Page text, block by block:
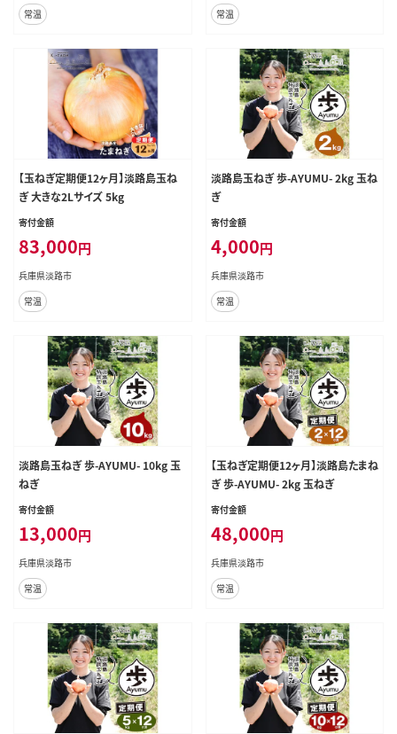
常温
常温
【玉ねぎ定期便12ヶ月】淡路島玉ね
ぎ 大きな2Lサイズ 5kg
寄付金額
83,000円
兵庫県淡路市
常温
淡路島玉ねぎ 歩-AYUMU- 2kg 玉ね
ぎ
寄付金額
4,000円
兵庫県淡路市
常温
淡路島玉ねぎ 歩-AYUMU- 10kg 玉
ねぎ
寄付金額
13,000円
兵庫県淡路市
常温
【玉ねぎ定期便12ヶ月】淡路島たまね
ぎ 歩-AYUMU- 2kg 玉ねぎ
寄付金額
48,000円
兵庫県淡路市
常温